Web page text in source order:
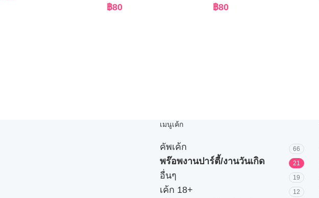
฿80
฿80
เมนูเค้ก
คัพเค้ก 66
พร๊อพงานปาร์ตี้/งานวันเกิด 21
อื่นๆ 19
เค้ก 18+ 12